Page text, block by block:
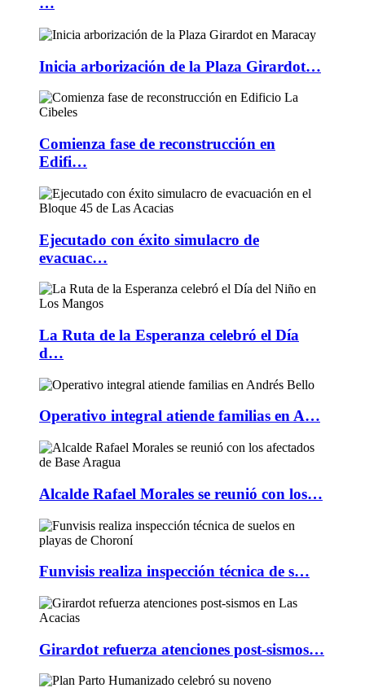
Inicia arborización de la Plaza Girardot…
Comienza fase de reconstrucción en
Edifi…
Ejecutado con éxito simulacro de
evacuac…
La Ruta de la Esperanza celebró el Día
d…
Operativo integral atiende familias en A…
Alcalde Rafael Morales se reunió con los…
Funvisis realiza inspección técnica de s…
Girardot refuerza atenciones post-sismos…